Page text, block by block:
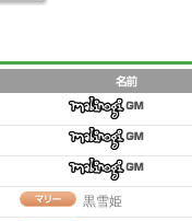
黒雪姫